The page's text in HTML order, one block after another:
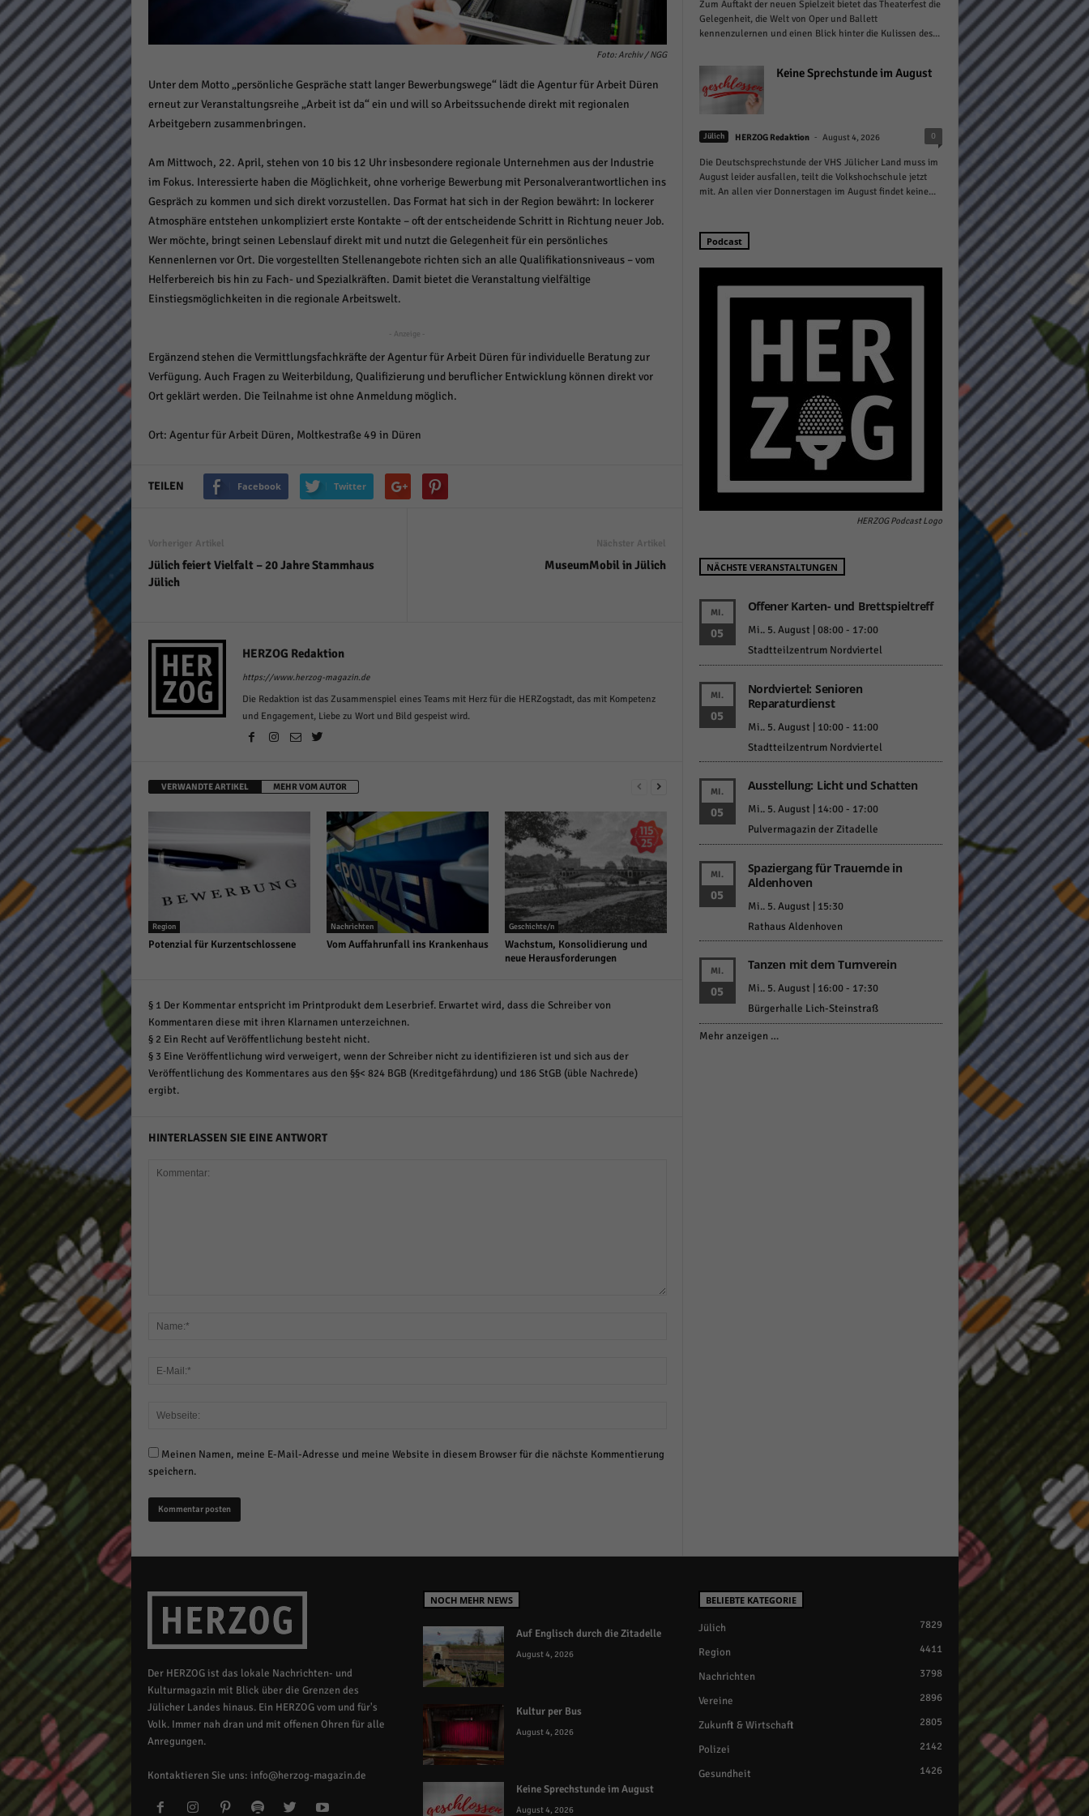
Foto: Archiv / NGG
Unter dem Motto „persönliche Gespräche statt langer Bewerbungswege“ lädt die Agentur für Arbeit Düren
erneut zur Veranstaltungsreihe „Arbeit ist da“ ein und will so Arbeitssuchende direkt mit regionalen
Arbeitgebern zusammenbringen.
Am Mittwoch, 22. April, stehen von 10 bis 12 Uhr insbesondere regionale Unternehmen aus der Industrie
im Fokus. Interessierte haben die Möglichkeit, ohne vorherige Bewerbung mit Personalverantwortlichen ins
Gespräch zu kommen und sich direkt vorzustellen. Das Format hat sich in der Region bewährt: In lockerer
Atmosphäre entstehen unkompliziert erste Kontakte – oft der entscheidende Schritt in Richtung neuer Job.
Wer möchte, bringt seinen Lebenslauf direkt mit und nutzt die Gelegenheit für ein persönliches
Kennenlernen vor Ort. Die vorgestellten Stellenangebote richten sich an alle Qualifikationsniveaus – vom
Helferbereich bis hin zu Fach- und Spezialkräften. Damit bietet die Veranstaltung vielfältige
Einstiegsmöglichkeiten in die regionale Arbeitswelt.
- Anzeige -
Ergänzend stehen die Vermittlungsfachkräfte der Agentur für Arbeit Düren für individuelle Beratung zur
Verfügung. Auch Fragen zu Weiterbildung, Qualifizierung und beruflicher Entwicklung können direkt vor
Ort geklärt werden. Die Teilnahme ist ohne Anmeldung möglich.
Ort: Agentur für Arbeit Düren, Moltkestraße 49 in Düren
TEILEN Facebook Twitter
Vorheriger Artikel
Jülich feiert Vielfalt – 20 Jahre Stammhaus
Jülich
Nächster Artikel
MuseumMobil in Jülich
HERZOG Redaktion
https://www.herzog-magazin.de
Die Redaktion ist das Zusammenspiel eines Teams mit Herz für die HERZogstadt, das mit Kompetenz
und Engagement, Liebe zu Wort und Bild gespeist wird.
VERWANDTE ARTIKEL MEHR VOM AUTOR
Region
Potenzial für Kurzentschlossene
Nachrichten
Vom Auffahrunfall ins Krankenhaus
Geschichte/n
Wachstum, Konsolidierung und
neue Herausforderungen
§ 1 Der Kommentar entspricht im Printprodukt dem Leserbrief. Erwartet wird, dass die Schreiber von
Kommentaren diese mit ihren Klarnamen unterzeichnen.
§ 2 Ein Recht auf Veröffentlichung besteht nicht.
§ 3 Eine Veröffentlichung wird verweigert, wenn der Schreiber nicht zu identifizieren ist und sich aus der
Veröffentlichung des Kommentares aus den §§< 824 BGB (Kreditgefährdung) und 186 StGB (üble Nachrede)
ergibt.
HINTERLASSEN SIE EINE ANTWORT
Meinen Namen, meine E-Mail-Adresse und meine Website in diesem Browser für die nächste Kommentierung
speichern.
Zum Auftakt der neuen Spielzeit bietet das Theaterfest die
Gelegenheit, die Welt von Oper und Ballett
kennenzulernen und einen Blick hinter die Kulissen des...
Keine Sprechstunde im August
Jülich HERZOG Redaktion - August 4, 2026 0
Die Deutschsprechstunde der VHS Jülicher Land muss im
August leider ausfallen, teilt die Volkshochschule jetzt
mit. An allen vier Donnerstagen im August findet keine...
Podcast
HERZOG Podcast Logo
NÄCHSTE VERANSTALTUNGEN
MI.
05
Offener Karten- und Brettspieltreff
Mi.. 5. August | 08:00- 17:00
Stadtteilzentrum Nordviertel
MI.
05
Nordviertel: Senioren
Reparaturdienst
Mi.. 5. August | 10:00- 11:00
Stadtteilzentrum Nordviertel
MI.
05
Ausstellung: Licht und Schatten
Mi.. 5. August | 14:00- 17:00
Pulvermagazin der Zitadelle
MI.
05
Spaziergang für Trauernde in
Aldenhoven
Mi.. 5. August | 15:30
Rathaus Aldenhoven
MI.
05
Tanzen mit dem Turnverein
Mi.. 5. August | 16:00- 17:30
Bürgerhalle Lich-Steinstraß
Mehr anzeigen …
Der HERZOG ist das lokale Nachrichten- und
Kulturmagazin mit Blick über die Grenzen des
Jülicher Landes hinaus. Ein HERZOG vom und für's
Volk. Immer nah dran und mit offenen Ohren für alle
Anregungen.
Kontaktieren Sie uns: info@herzog-magazin.de
NOCH MEHR NEWS
Auf Englisch durch die Zitadelle
August 4, 2026
Kultur per Bus
August 4, 2026
Keine Sprechstunde im August
August 4, 2026
BELIEBTE KATEGORIE
Jülich 7829
Region 4411
Nachrichten 3798
Vereine 2896
Zukunft & Wirtschaft 2805
Polizei 2142
Gesundheit 1426
Datenschutzeinstellungen
Essenziell (1)
Essenzielle Cookies ermöglichen grundlegende Funktionen und sind für die einwandfreie
Cookie-Informationen anzeigen
wie unsere Besucher unsere Website nutzen.
Cookie-Informationen anzeigen
Marketing (1)
Marketing-Cookies werden von Drittanbietern oder Publishern verwendet, um personalisierte
Werbung anzuzeigen. Sie tun dies, indem sie Besucher über Websites hinweg verfolgen.
Cookie-Informationen anzeigen
Externe Medien
Wenn Cookies von externen Medien akzeptiert werden, bedarf der Zugriff auf diese Inhalte
keiner manuellen Einwilligung mehr.